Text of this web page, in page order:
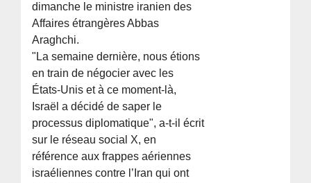
dimanche le ministre iranien des
Affaires étrangères Abbas
Araghchi.
"La semaine dernière, nous étions
en train de négocier avec les
États-Unis et à ce moment-là,
Israël a décidé de saper le
processus diplomatique", a-t-il écrit
sur le réseau social X, en
référence aux frappes aériennes
israéliennes contre l’Iran qui ont